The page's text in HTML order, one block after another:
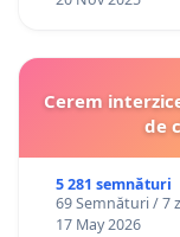
Cerem
de
5 281 semnături
69 Semnături / 7
17 May 2026